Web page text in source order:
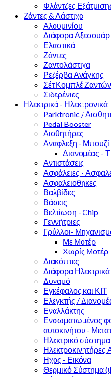
Φλάντζες
Ζάντες & Λάστιχα
Αλουμινίου
Διάφορα
Ελαστικά
Ζάντες
Ζαντολάστιχα
Ρεζέρβα Ανάγκης
Σέτ Κομπλέ
Σιδερένιες
Ηλεκτρικά - Ηλεκτρονικά
Parktronic /
Pedal Booster
Αισθητήρες
Ανάφλεξη - Μπουζί
Διανομέας -
Αντιστάσεις
Ασφάλειες -
Ασφαλειοθηκες
Βαλβίδες
Βάσεις
Βελτίωση - Chip
Γεννήτριες
Γρύλλοι-
Με Μοτέρ
Χωρίς Μοτέρ
Διακόπτες
Διάφορα
Δυναμό
Εγκέφαλος και ΚΙΤ
Ελεγκτής /
Εναλλάκτης
Ενσωματωμένος
αυτοκινήτου -
Ηλεκτρικό σύστημα
Ηλεκτροκινητήρες
Ηχος - Εικόνα
Θερμικό Σύστημα